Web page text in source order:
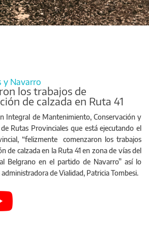
y Navarro
los trabajos de
de calzada en Ruta 41
Integral de Mantenimiento, Conservación y
Rutas Provinciales que está ejecutando el
“felizmente comenzaron los trabajos
de calzada en la Ruta 41 en zona de vías del
Belgrano en el partido de Navarro” así lo
de Vialidad, Patricia Tombesi.